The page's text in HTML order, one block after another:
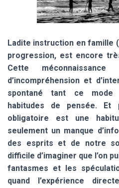
Ladite instruction en famille
progression, est encore
Cette
d’incompréhension et
spontané tant ce mode
habitudes de pensée. Et
obligatoire est une
seulement un manque
des esprits et de notre
difficile d’imaginer que l’on
fantasmes et les
quand l’expérience